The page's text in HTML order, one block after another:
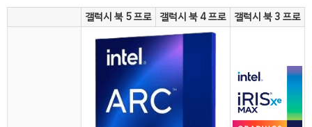
갤럭시 북 5 프로 갤럭시 북 4 프로 갤럭시 북 3 프로